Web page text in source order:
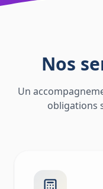
Nos
Un
obligations